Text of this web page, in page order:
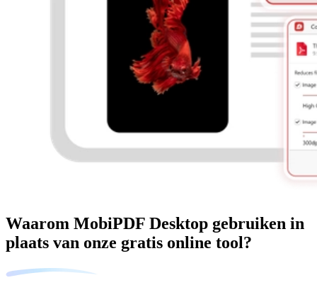
Waarom MobiPDF Desktop gebruiken in
plaats van onze gratis online tool?